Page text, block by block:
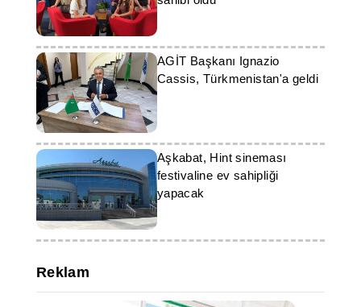
AGİT Başkanı Ignazio
Cassis, Türkmenistan'a geldi
Aşkabat, Hint sineması
festivaline ev sahipliği
yapacak
Reklam